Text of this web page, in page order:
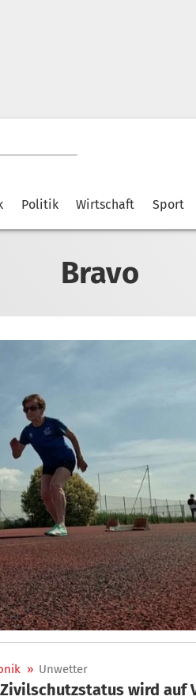
Politik Wirtschaft Sport
Bravo
» Unwetter
 Zivilschutzstatus wird